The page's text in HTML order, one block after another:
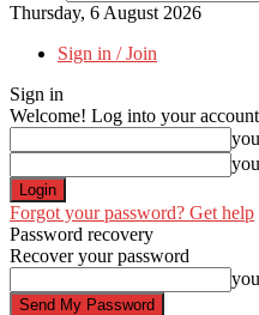
Thursday, 6 August 2026
Sign in / Join
Sign in
Welcome! Log into your account
Forgot your password? Get help
Password recovery
Recover your password